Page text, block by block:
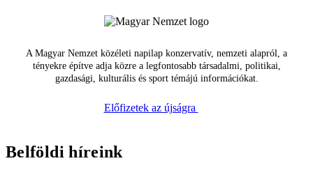
A Magyar Nemzet közéleti napilap konzervatív, nemzeti alapról, a
tényekre építve adja közre a legfontosabb társadalmi, politikai,
gazdasági, kulturális és sport témájú információkat.
Előfizetek az újságra
Belföldi híreink